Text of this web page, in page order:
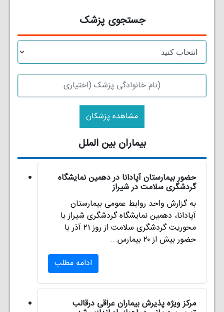
جستجوی پزشک
مشاهده پزشکان
بیماران بین الملل
حضور بیمارستان آپادانا در دهمین نمایشگاه
گردشگری سلامت در شیراز
به گزارش واحد روابط عمومی بیمارستان
آپادانا، دهمین نمایشگاه گردشگری شیراز با
محوریت گردشگری سلامت از روز ۲۱ آذر با
حضور بیش از ۲۰ بیمارس...
ادامه مطلب
مرکز ویژه پذیرش بیماران عراقی درقالب